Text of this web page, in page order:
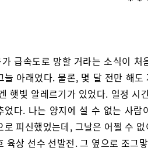
가 급속도로 망할 거라는 소식이
늘 아래였다. 물론, 몇 달 전만 해
햇빛 알레르기가 있었다. 일정 시
었다. 나는 양지에 설 수 없는 사
로 피신했었는데, 그날은 어쩔 수
육상 선수 선발전. 그 옆으로 조그